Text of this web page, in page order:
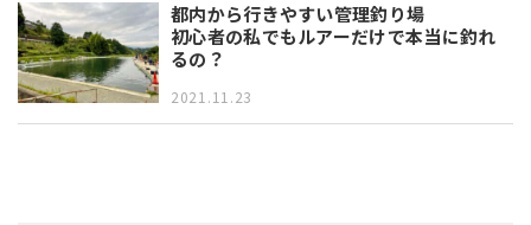
都内から行きやすい管理釣り場
初心者の私でもルアーだけで本当に釣れ
るの？
2021.11.23